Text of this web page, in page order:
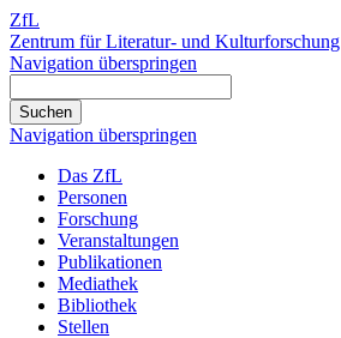
ZfL
Zentrum für Literatur- und Kulturforschung
Navigation überspringen
Navigation überspringen
Das ZfL
Personen
Forschung
Veranstaltungen
Publikationen
Mediathek
Bibliothek
Stellen